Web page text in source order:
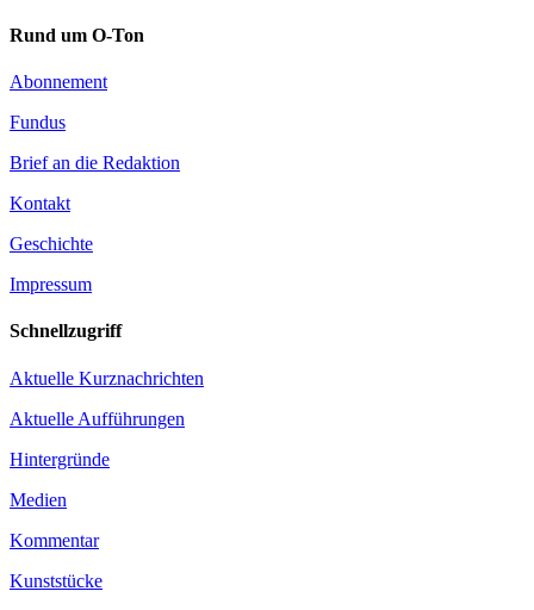
Rund um O-Ton
Abonnement
Fundus
Brief an die Redaktion
Kontakt
Geschichte
Impressum
Schnellzugriff
Aktuelle Kurznachrichten
Aktuelle Aufführungen
Hintergründe
Medien
Kommentar
Kunststücke